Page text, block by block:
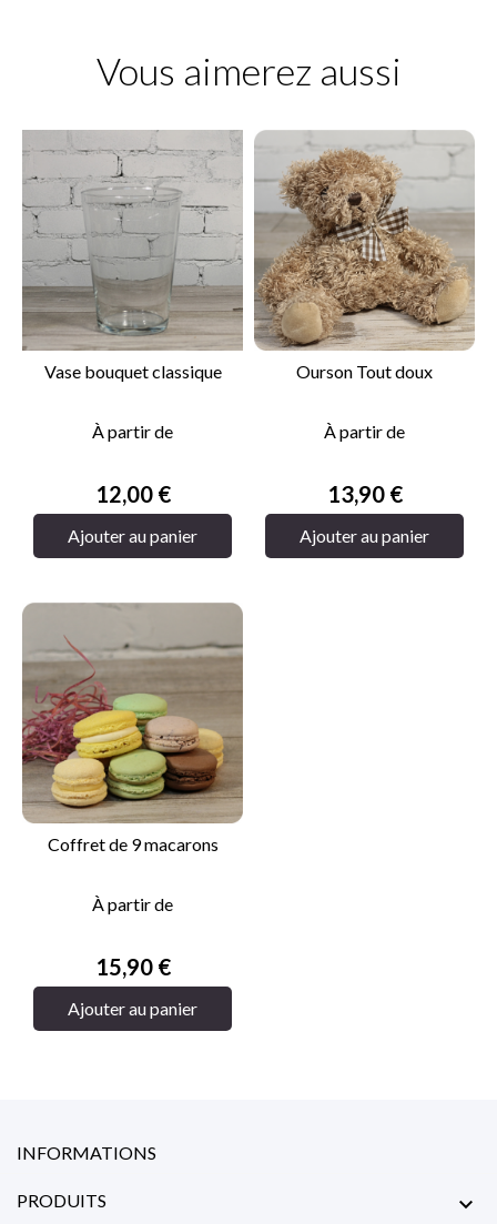
Vous aimerez aussi
Vase bouquet classique
À partir de
Prix
12,00 €
Ajouter au panier
Ourson Tout doux
À partir de
Prix
13,90 €
Ajouter au panier
Coffret de 9 macarons
À partir de
Prix
15,90 €
Ajouter au panier
INFORMATIONS
PRODUITS 